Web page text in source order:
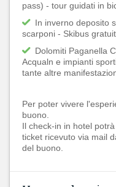
pass) - tour guidati in
In inverno deposito
scarponi - Skibus
Dolomiti Paganella
Acqualn e impianti
tante altre
Per poter vivere
buono.
Il check-in in hotel
ticket ricevuto via mail
del buono.